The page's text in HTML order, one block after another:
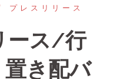
プレスリリース
ース/行
き配バ